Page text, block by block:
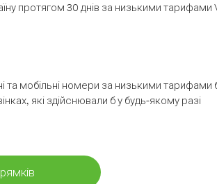
протягом 30 днів за низькими тарифами
та мобільні номери за низькими тарифами
які здійснювали б у будь-якому разі